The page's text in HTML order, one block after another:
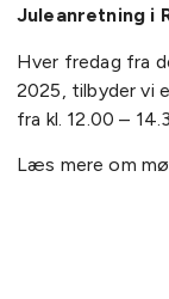
Juleanretning i
Hver fredag fra
2025, tilbyder vi
fra kl. 12.00 –
Læs mere om